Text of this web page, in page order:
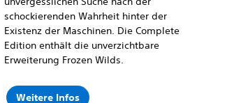
schockierenden Wahrheit hinter der
Existenz der Maschinen. Die Complete
Edition enthält die unverzichtbare
Erweiterung Frozen Wilds.
Weitere Infos